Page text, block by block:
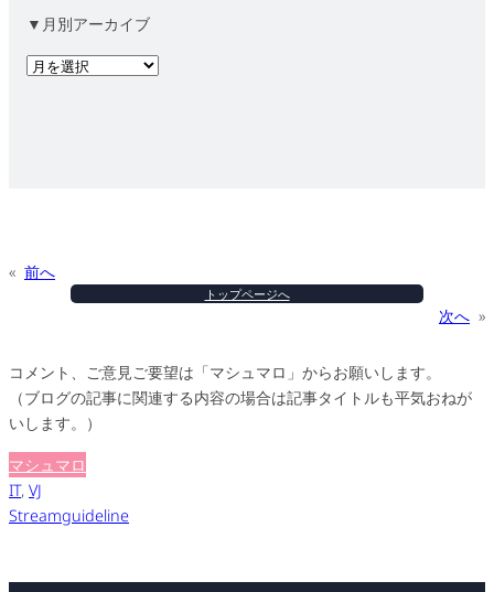
▼月別アーカイブ
ア
« 前へ
トップページへ
次へ »
コメント、ご意見ご要望は「マシュマロ」からお願いします。
（ブログの記事に関連する内容の場合は記事タイトルも平気おねが
いします。）
マシュマロ
IT, VJ
Streamguideline